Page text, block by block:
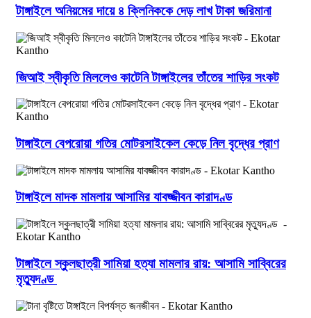
টাঙ্গাইলে অনিয়মের দায়ে ৪ ক্লিনিককে দেড় লাখ টাকা জরিমানা
জিআই স্বীকৃতি মিললেও কাটেনি টাঙ্গাইলের তাঁতের শাড়ির সংকট
টাঙ্গাইলে বেপরোয়া গতির মোটরসাইকেল কেড়ে নিল বৃদ্ধের প্রাণ
টাঙ্গাইলে মাদক মামলায় আসামির যাবজ্জীবন কারাদণ্ড
টাঙ্গাইলে স্কুলছাত্রী সামিয়া হত্যা মামলার রায়: আসামি সাব্বিরের
মৃত্যুদণ্ড